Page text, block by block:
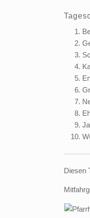
Diesen